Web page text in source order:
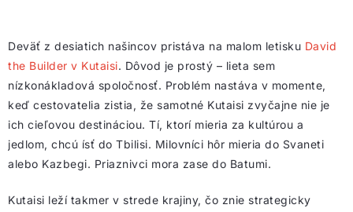
Deväť z desiatich našincov pristáva na malom letisku David
the Builder v Kutaisi. Dôvod je prostý – lieta sem
nízkonákladová spoločnosť. Problém nastáva v momente,
keď cestovatelia zistia, že samotné Kutaisi zvyčajne nie je
ich cieľovou destináciou. Tí, ktorí mieria za kultúrou a
jedlom, chcú ísť do Tbilisi. Milovníci hôr mieria do Svaneti
alebo Kazbegi. Priaznivci mora zase do Batumi.
Kutaisi leží takmer v strede krajiny, čo znie strategicky